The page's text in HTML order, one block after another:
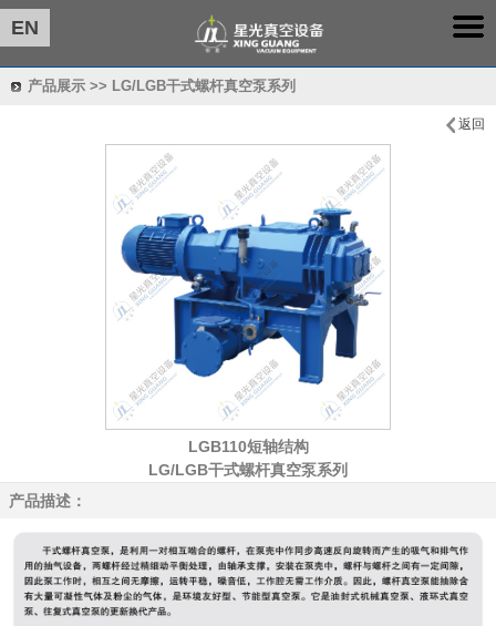
EN
产品展示 >> LG/LGB干式螺杆真空泵系列
返回
LGB110短轴结构
LG/LGB干式螺杆真空泵系列
产品描述：